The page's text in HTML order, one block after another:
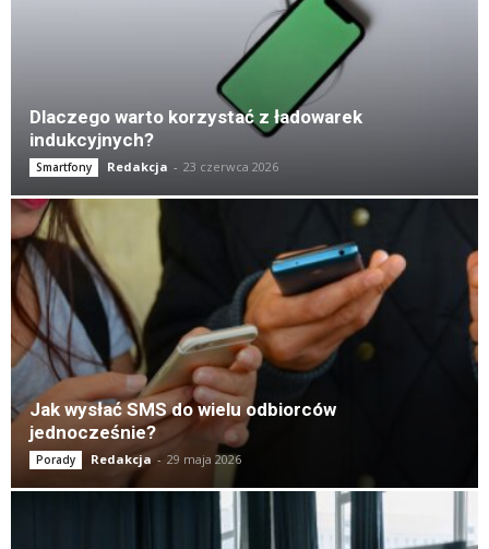
Dlaczego warto korzystać z ładowarek
indukcyjnych?
Smartfony Redakcja - 23 czerwca 2026
Jak wysłać SMS do wielu odbiorców
jednocześnie?
Porady Redakcja - 29 maja 2026